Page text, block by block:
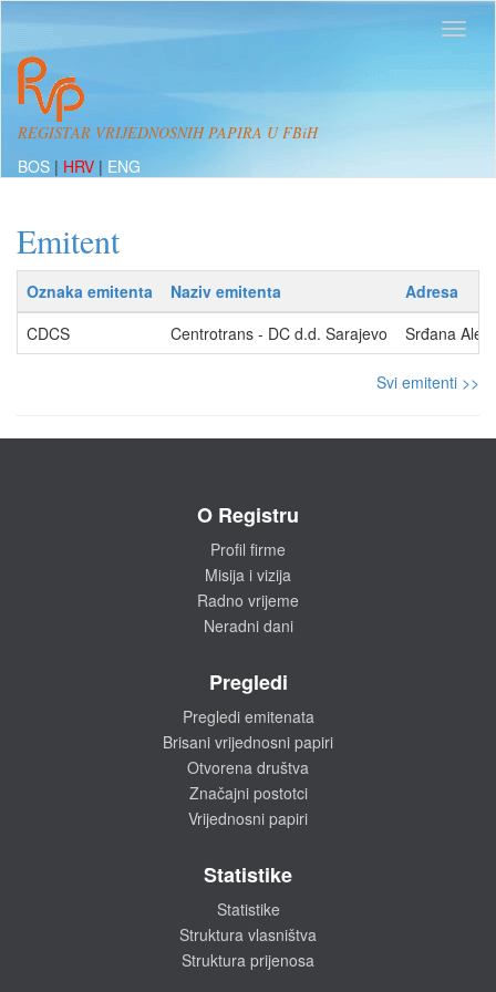
REGISTAR VRIJEDNOSNIH PAPIRA U FBiH
BOS | HRV | ENG
Emitent
Oznaka emitenta Naziv emitenta
Adresa
CDCS
Centrotrans - DC d.d. Sarajevo Srđana
Svi emitenti >>
O Registru
Profil firme
Misija i vizija
Radno vrijeme
Neradni dani
Pregledi
Pregledi emitenata
Brisani vrijednosni papiri
Otvorena društva
Značajni postotci
Vrijednosni papiri
Statistike
Statistike
Struktura vlasništva
Struktura prijenosa